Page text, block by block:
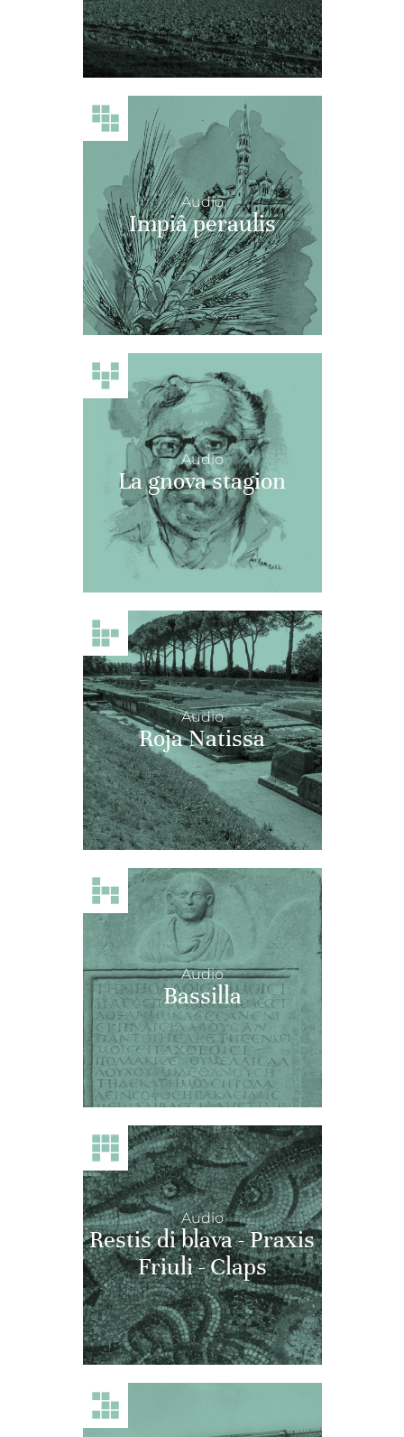
Audio
Impiâ peraulis
Audio
La gnova stagion
Audio
Roja Natissa
Audio
Bassilla
Audio
Restis di blava - Praxis
Friuli - Claps